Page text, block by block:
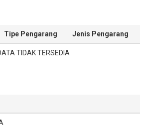
Tipe Pengarang Jenis Pengarang
TIDAK TERSEDIA